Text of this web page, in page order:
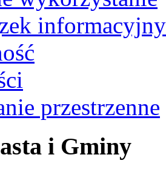
informacyjny
przestrzenne
i Gminy